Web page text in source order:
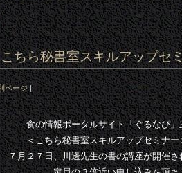
ちら秘書室スキルアップセ
ページ |
食の情報ポータルサイト「ぐるなび」
＜こちら秘書室スキルアップセミナー
７月２７日、川邊先生の書の講座が開催さ